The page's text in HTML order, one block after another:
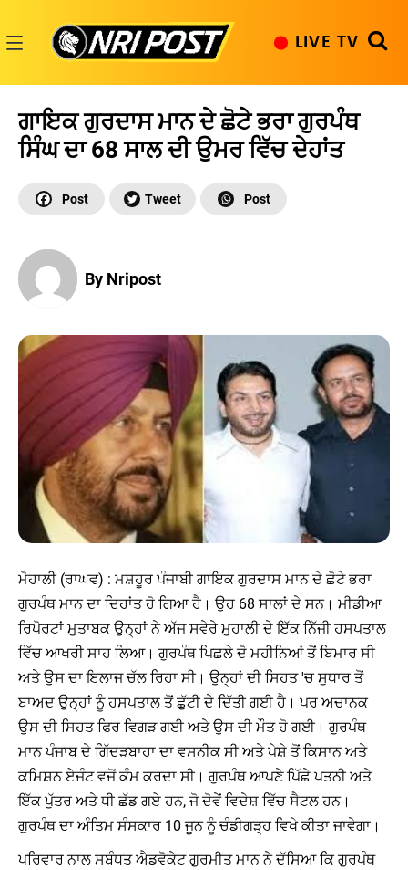
content
LIVE TV
ਗਾਇਕ ਗੁਰਦਾਸ ਮਾਨ ਦੇ ਛੋਟੇ ਭਰਾ ਗੁਰਪੰਥ
ਸਿੰਘ ਦਾ 68 ਸਾਲ ਦੀ ਉਮਰ ਵਿੱਚ ਦੇਹਾਂਤ
By Nripost
ਮੋਹਾਲੀ (ਰਾਘਵ) : ਮਸ਼ਹੂਰ ਪੰਜਾਬੀ ਗਾਇਕ ਗੁਰਦਾਸ ਮਾਨ ਦੇ ਛੋਟੇ ਭਰਾ
ਗੁਰਪੰਥ ਮਾਨ ਦਾ ਦਿਹਾਂਤ ਹੋ ਗਿਆ ਹੈ। ਉਹ 68 ਸਾਲਾਂ ਦੇ ਸਨ। ਮੀਡੀਆ
ਰਿਪੋਰਟਾਂ ਮੁਤਾਬਕ ਉਨ੍ਹਾਂ ਨੇ ਅੱਜ ਸਵੇਰੇ ਮੁਹਾਲੀ ਦੇ ਇੱਕ ਨਿੱਜੀ ਹਸਪਤਾਲ
ਵਿੱਚ ਆਖਰੀ ਸਾਹ ਲਿਆ। ਗੁਰਪੰਥ ਪਿਛਲੇ ਦੋ ਮਹੀਨਿਆਂ ਤੋਂ ਬਿਮਾਰ ਸੀ
ਅਤੇ ਉਸ ਦਾ ਇਲਾਜ ਚੱਲ ਰਿਹਾ ਸੀ। ਉਨ੍ਹਾਂ ਦੀ ਸਿਹਤ 'ਚ ਸੁਧਾਰ ਤੋਂ
ਬਾਅਦ ਉਨ੍ਹਾਂ ਨੂੰ ਹਸਪਤਾਲ ਤੋਂ ਛੁੱਟੀ ਦੇ ਦਿੱਤੀ ਗਈ ਹੈ। ਪਰ ਅਚਾਨਕ
ਉਸ ਦੀ ਸਿਹਤ ਫਿਰ ਵਿਗੜ ਗਈ ਅਤੇ ਉਸ ਦੀ ਮੌਤ ਹੋ ਗਈ। ਗੁਰਪੰਥ
ਮਾਨ ਪੰਜਾਬ ਦੇ ਗਿੱਦੜਬਾਹਾ ਦਾ ਵਸਨੀਕ ਸੀ ਅਤੇ ਪੇਸ਼ੇ ਤੋਂ ਕਿਸਾਨ ਅਤੇ
ਕਮਿਸ਼ਨ ਏਜੰਟ ਵਜੋਂ ਕੰਮ ਕਰਦਾ ਸੀ। ਗੁਰਪੰਥ ਆਪਣੇ ਪਿੱਛੇ ਪਤਨੀ ਅਤੇ
ਇੱਕ ਪੁੱਤਰ ਅਤੇ ਧੀ ਛੱਡ ਗਏ ਹਨ, ਜੋ ਦੋਵੇਂ ਵਿਦੇਸ਼ ਵਿੱਚ ਸੈਟਲ ਹਨ।
ਗੁਰਪੰਥ ਦਾ ਅੰਤਿਮ ਸੰਸਕਾਰ 10 ਜੂਨ ਨੂੰ ਚੰਡੀਗੜ੍ਹ ਵਿਖੇ ਕੀਤਾ ਜਾਵੇਗਾ।
ਪਰਿਵਾਰ ਨਾਲ ਸਬੰਧਤ ਐਡਵੋਕੇਟ ਗੁਰਮੀਤ ਮਾਨ ਨੇ ਦੱਸਿਆ ਕਿ ਗੁਰਪੰਥ